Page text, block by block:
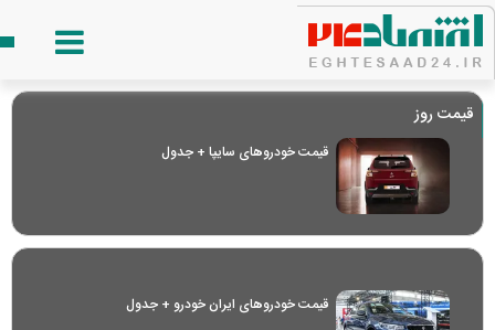
قیمت روز
قیمت خودرو‌های سایپا + جدول
قیمت خودرو‌های ایران خودرو + جدول